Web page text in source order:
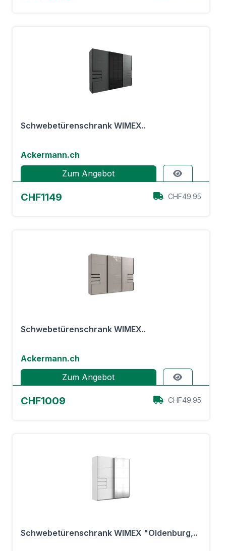
Schwebetürenschrank WIMEX..
Ackermann.ch
Zum Angebot
CHF1149 CHF49.95
Schwebetürenschrank WIMEX..
Ackermann.ch
Zum Angebot
CHF1009 CHF49.95
Schwebetürenschrank WIMEX "Oldenburg,..